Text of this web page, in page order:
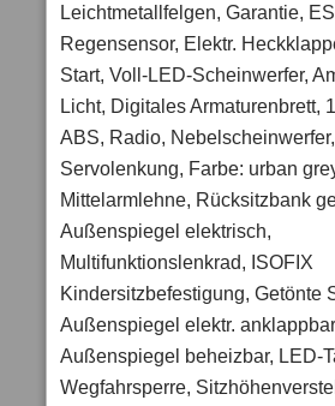
Leichtmetallfelgen, Garantie,
Regensensor, Elektr.
Start, Voll-LED-Scheinwerfer,
Licht, Digitales Armaturenbrett,
ABS, Radio, Nebelscheinwerfer,
Servolenkung, Farbe: urban
Mittelarmlehne, Rücksitzbank
Außenspiegel elektrisch,
Multifunktionslenkrad, ISOFIX
Kindersitzbefestigung, Getönte
Außenspiegel elektr.
Außenspiegel beheizbar, LED-
Wegfahrsperre,